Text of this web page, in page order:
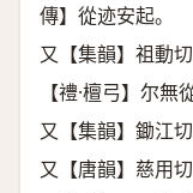
傳】從迹安起。
又【集韻】祖動
【禮·檀弓】尔無
又【集韻】鋤江
又【唐韻】慈用